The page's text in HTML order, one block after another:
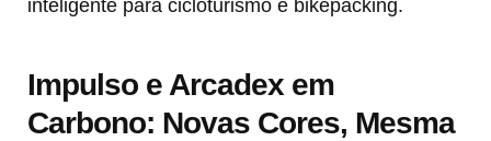
inteligente para cicloturismo e bikepacking.
Impulso e Arcadex em
Carbono: Novas Cores, Mesma